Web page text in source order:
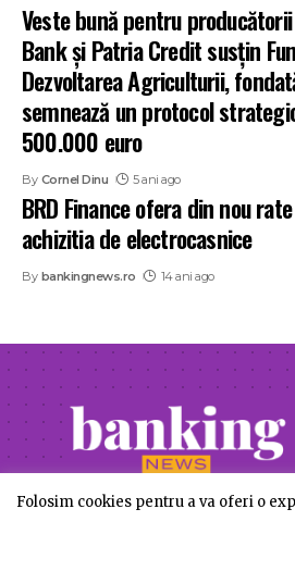
Veste bună pentru
Bank și Patria Credit susțin
Dezvoltarea Agriculturii,
semnează un protocol
500.000 euro
By Cornel Dinu 5 ani ago
BRD Finance ofera din nou
achizitia de electrocasnice
By bankingnews.ro 14 ani ago
Folosim cookies pentru a va oferi o